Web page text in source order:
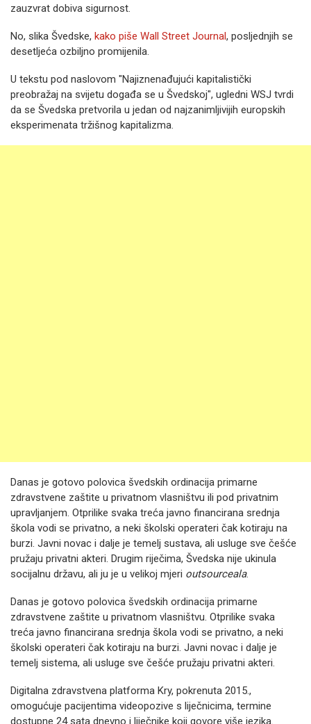
zauzvrat dobiva sigurnost.
No, slika Švedske, kako piše Wall Street Journal, posljednjih se
desetljeća ozbiljno promijenila.
U tekstu pod naslovom "Najiznenađujući kapitalistički
preobražaj na svijetu događa se u Švedskoj", ugledni WSJ tvrdi
da se Švedska pretvorila u jedan od najzanimljivijih europskih
eksperimenata tržišnog kapitalizma.
Danas je gotovo polovica švedskih ordinacija primarne
zdravstvene zaštite u privatnom vlasništvu ili pod privatnim
upravljanjem. Otprilike svaka treća javno financirana srednja
škola vodi se privatno, a neki školski operateri čak kotiraju na
burzi. Javni novac i dalje je temelj sustava, ali usluge sve češće
pružaju privatni akteri. Drugim riječima, Švedska nije ukinula
socijalnu državu, ali ju je u velikoj mjeri outsourceala.
Danas je gotovo polovica švedskih ordinacija primarne
zdravstvene zaštite u privatnom vlasništvu. Otprilike svaka
treća javno financirana srednja škola vodi se privatno, a neki
školski operateri čak kotiraju na burzi. Javni novac i dalje je
temelj sistema, ali usluge sve češće pružaju privatni akteri.
Digitalna zdravstvena platforma Kry, pokrenuta 2015.,
omogućuje pacijentima videopozive s liječnicima, termine
dostupne 24 sata dnevno i liječnike koji govore više jezika.